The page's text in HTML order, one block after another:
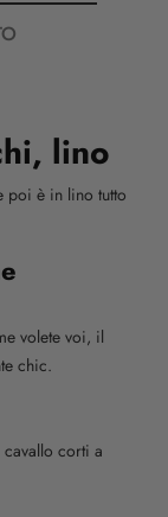
lino
poi è in lino tutto
volete voi, il
chic.
corti a